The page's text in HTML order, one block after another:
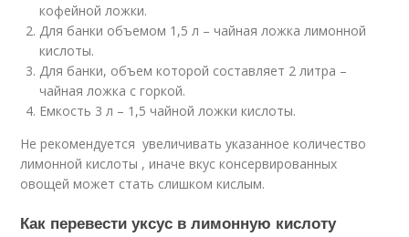
кофейной ложки.
Для банки объемом 1,5 л – чайная ложка лимонной
кислоты.
Для банки, объем которой составляет 2 литра –
чайная ложка с горкой.
Емкость 3 л – 1,5 чайной ложки кислоты.
Не рекомендуется увеличивать указанное количество
лимонной кислоты , иначе вкус консервированных
овощей может стать слишком кислым.
Как перевести уксус в лимонную кислоту